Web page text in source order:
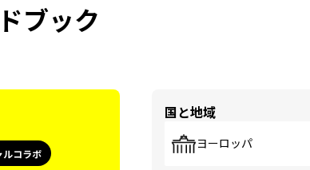
ブック
ルコラボ
国と地域
ヨーロッパ